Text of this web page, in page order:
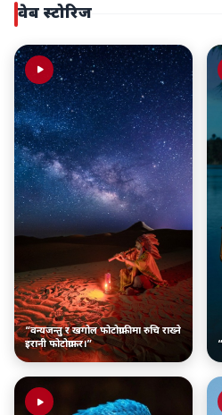
वेब स्टोरिज
“वन्यजन्तु र खगोल फोटोग्राफीमा रुचि राख्ने
इरानी फोटोग्राफर।”